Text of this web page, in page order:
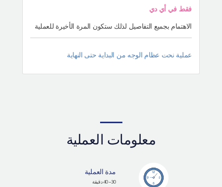
فقط في أي دي
الاهتمام بجميع التفاصيل لذلك ستكون المرة الأخيرة للعملية
عملية نحت عظام الوجه من البداية حتى النهاية
معلومات العملية
مدة العملية
30~ 40 دقيقة